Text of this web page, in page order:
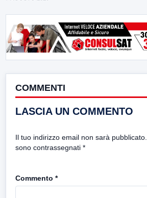
COMMENTI
LASCIA UN COMMENTO
Il tuo indirizzo email non sarà pubblicato.
sono contrassegnati *
Commento *